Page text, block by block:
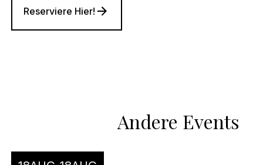
Reserviere Hier!
Andere Events